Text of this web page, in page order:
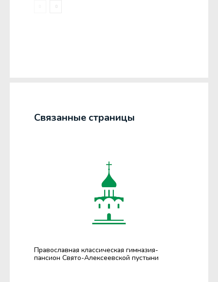
Связанные страницы
Православная классическая гимназия-
пансион Свято-Алексеевской пустыни